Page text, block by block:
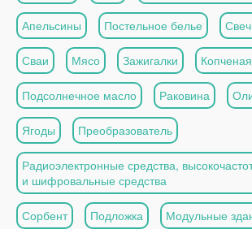
Апельсины Постельное белье
Сваи Мясо Зажигалки
Подсолнечное масло Раковина
Ягоды Преобразователь
Радиоэлектронные средства,
и шифровальные средства
Сорбент Подложка Модульные